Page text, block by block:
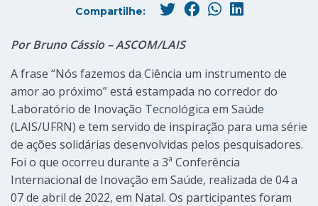
Compartilhe:
Por Bruno Cássio – ASCOM/LAIS
A frase “Nós fazemos da Ciência um instrumento de
amor ao próximo” está estampada no corredor do
Laboratório de Inovação Tecnológica em Saúde
(LAIS/UFRN) e tem servido de inspiração para uma série
de ações solidárias desenvolvidas pelos pesquisadores.
Foi o que ocorreu durante a 3ª Conferência
Internacional de Inovação em Saúde, realizada de 04 a
07 de abril de 2022, em Natal. Os participantes foram